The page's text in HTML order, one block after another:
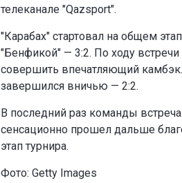
телеканале "Qazsport".
"Карабах" стартовал на общем
"Бенфикой" — 3:2. По ходу
совершить впечатляющий
завершился вничью — 2:2.
В последний раз команды
сенсационно прошел дальше
этап турнира.
Фото: Getty Images